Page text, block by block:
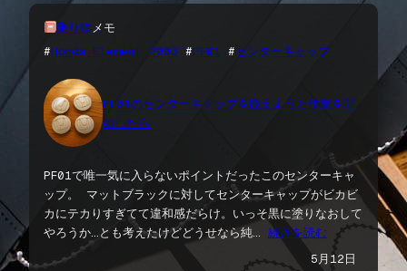
乗り物 メモ
#Honda Element 2003 #PF01 #センターキャップ
PF01のセンターキャップを換えようと作業を開
始したら
PF01で唯一気に入らないポイントだったこのセンターキャ
ップ。 マットブラックに対してセンターキャップがビカビ
カにテカりすぎてて違和感だらけ。いっそ黒に塗りなおして
やろうか…とも考えたけどどうせなら純… 続きを読む
5月12日